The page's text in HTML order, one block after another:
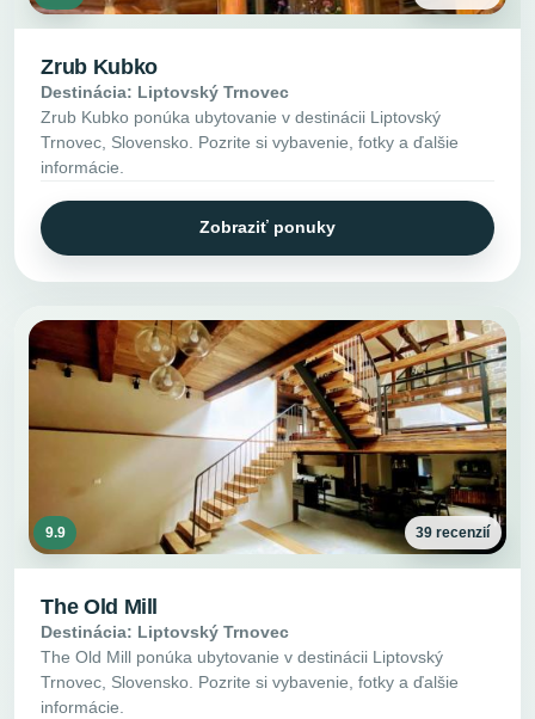
Zrub Kubko
Destinácia: Liptovský Trnovec
Zrub Kubko ponúka ubytovanie v destinácii Liptovský
Trnovec, Slovensko. Pozrite si vybavenie, fotky a ďalšie
informácie.
Zobraziť ponuky
9.9 39 recenzií
The Old Mill
Destinácia: Liptovský Trnovec
The Old Mill ponúka ubytovanie v destinácii Liptovský
Trnovec, Slovensko. Pozrite si vybavenie, fotky a ďalšie
informácie.